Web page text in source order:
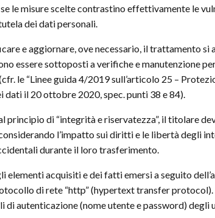
le misure scelte contrastino effettivamente le
dei dati personali.
e aggiornare, ove necessario, il trattamento
essere sottoposti a verifiche e manutenzione
le “Linee guida 4/2019 sull’articolo 25 –
dati il 20 ottobre 2020, spec. punti 38 e 84).
di “integrità e riservatezza”, il titolare
l’impatto sui diritti e le libertà degli
durante il loro trasferimento.
elementi acquisiti e dei fatti emersi a seguito
di rete “http” (hypertext transfer
di autenticazione (nome utente e password) degli